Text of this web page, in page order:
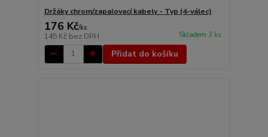
Držáky chrom/zapalovací kabely - Typ (4-válec)
176 Kč/ks
145 Kč bez DPH Skladem 3 ks
Přidat do košíku